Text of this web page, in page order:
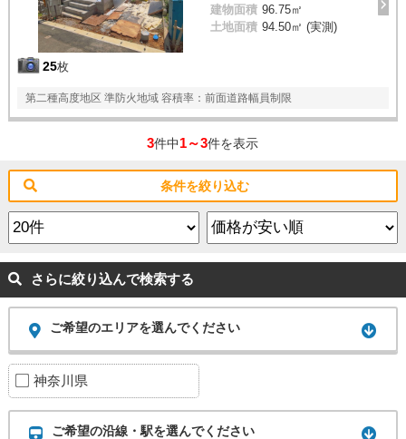
25枚
建物面積 96.75㎡
土地面積 94.50㎡ (実測)
第二種高度地区 準防火地域 容積率：前面道路幅員制限
3件中1～3件を表示
条件を絞り込む
さらに絞り込んで検索する
ご希望のエリアを選んでください
神奈川県
ご希望の沿線・駅を選んでください